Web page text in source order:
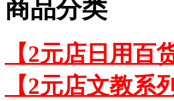
商品分类
【2元店日用百
【2元店文教系